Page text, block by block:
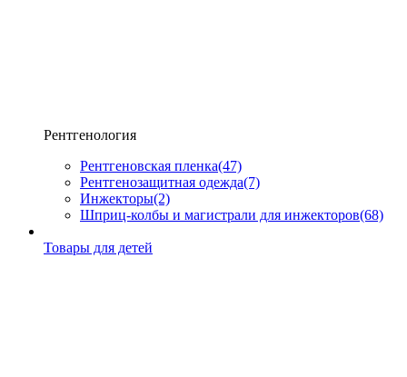
Рентгенология
Рентгеновская пленка(47)
Рентгенозащитная одежда(7)
Инжекторы(2)
Шприц-колбы и магистрали для инжекторов(68)
Товары для детей